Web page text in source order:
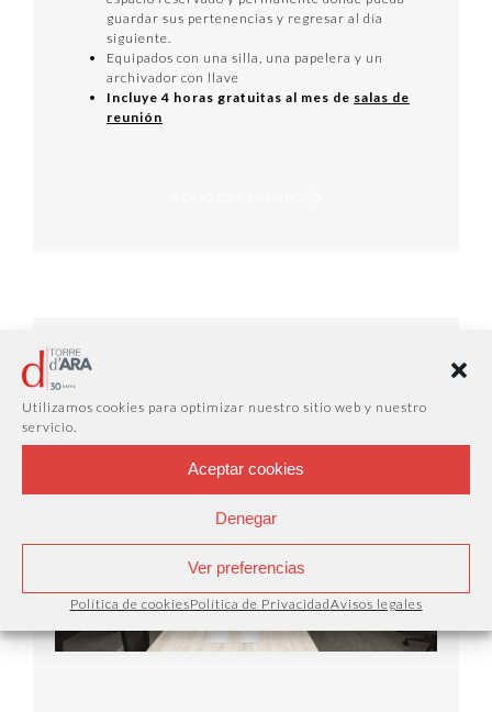
Utilizamos cookies para optimizar nuestro sitio web y nuestro
servicio.
Aceptar cookies
Denegar
Ver preferencias
Política de cookiesPolítica de PrivacidadAvisos legales
guardar sus pertenencias y regresar al día
siguiente.
Equipados con una silla, una papelera y un
archivador con llave
Incluye 4 horas gratuitas al mes de salas de
reunión